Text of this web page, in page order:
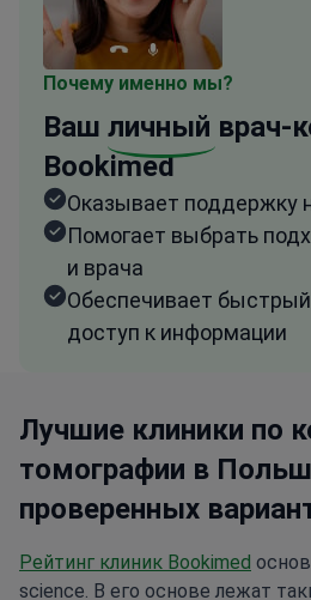
Почему именно мы?
Ваш личный врач-
Bookimed
Оказывает поддержку
Помогает выбрать
и врача
Обеспечивает
доступ к информации
Лучшие клиники по
томографии в
проверенных
Рейтинг клиник Bookimed
science. В его основе лежат